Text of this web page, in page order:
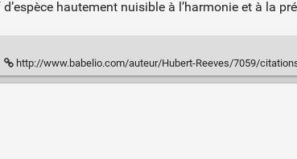
hautement nuisible à l’harmonie et à la
http://www.babelio.com/auteur/Hubert-Reeves/7059/